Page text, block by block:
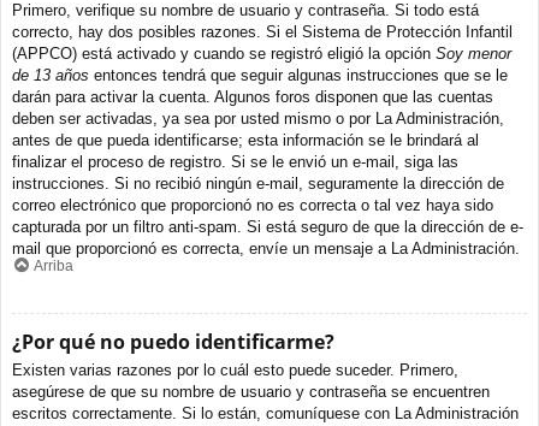
Primero, verifique su nombre de usuario y contraseña. Si todo está
correcto, hay dos posibles razones. Si el Sistema de Protección Infantil
(APPCO) está activado y cuando se registró eligió la opción Soy menor
de 13 años entonces tendrá que seguir algunas instrucciones que se le
darán para activar la cuenta. Algunos foros disponen que las cuentas
deben ser activadas, ya sea por usted mismo o por La Administración,
antes de que pueda identificarse; esta información se le brindará al
finalizar el proceso de registro. Si se le envió un e-mail, siga las
instrucciones. Si no recibió ningún e-mail, seguramente la dirección de
correo electrónico que proporcionó no es correcta o tal vez haya sido
capturada por un filtro anti-spam. Si está seguro de que la dirección de e-
mail que proporcionó es correcta, envíe un mensaje a La Administración.
Arriba
¿Por qué no puedo identificarme?
Existen varias razones por lo cuál esto puede suceder. Primero,
asegúrese de que su nombre de usuario y contraseña se encuentren
escritos correctamente. Si lo están, comuníquese con La Administración